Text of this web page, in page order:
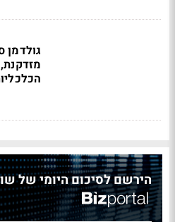
גולדמן
הירשם לסיכום היומי של